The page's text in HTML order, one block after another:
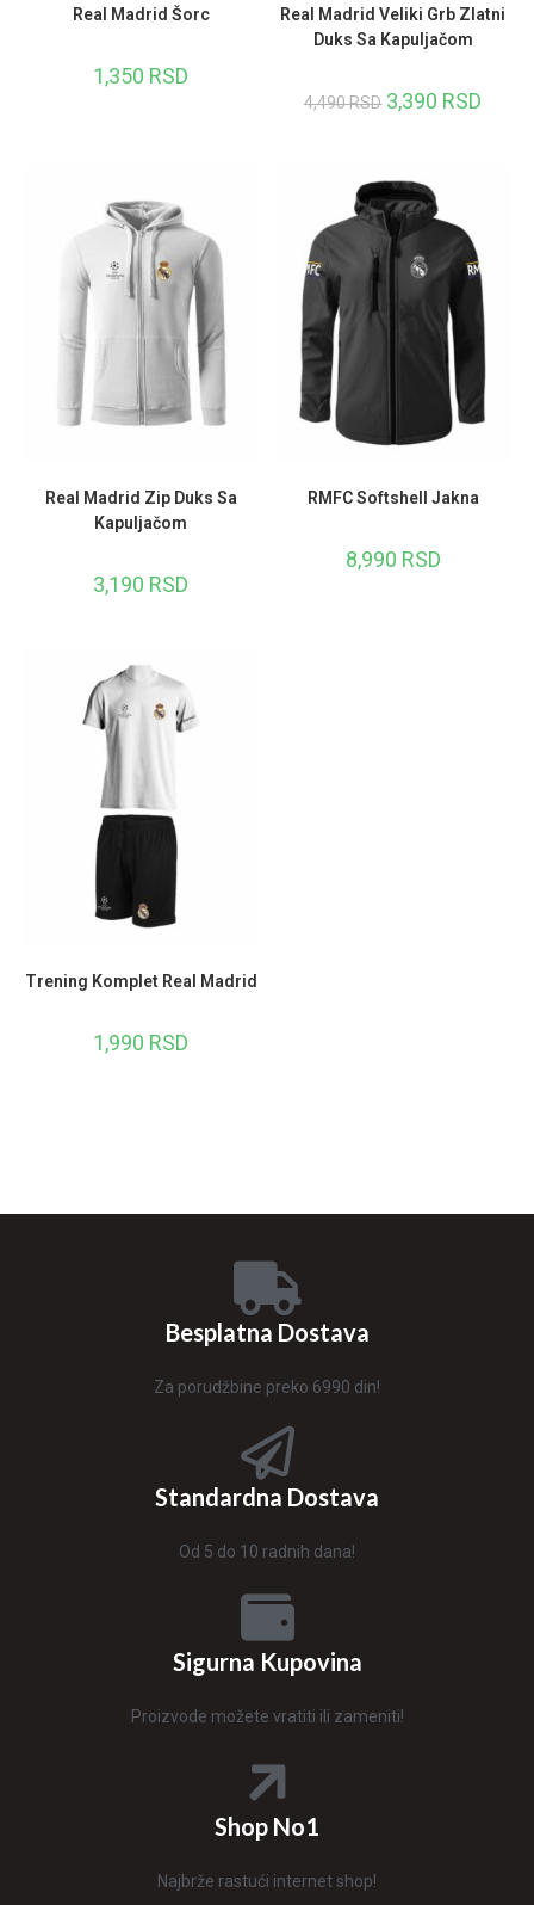
Real Madrid Šorc
1,350 RSD
Real Madrid Veliki Grb Zlatni
Duks Sa Kapuljačom
4,490RSD 3,390 RSD
Real Madrid Zip Duks Sa
Kapuljačom
3,190 RSD
RMFC Softshell Jakna
8,990 RSD
Trening Komplet Real Madrid
1,990 RSD
Besplatna Dostava
Za porudžbine preko 6990 din!
Standardna Dostava
Od 5 do 10 radnih dana!
Sigurna Kupovina
Proizvode možete vratiti ili zameniti!
Shop No1
Najbrže rastući internet shop!